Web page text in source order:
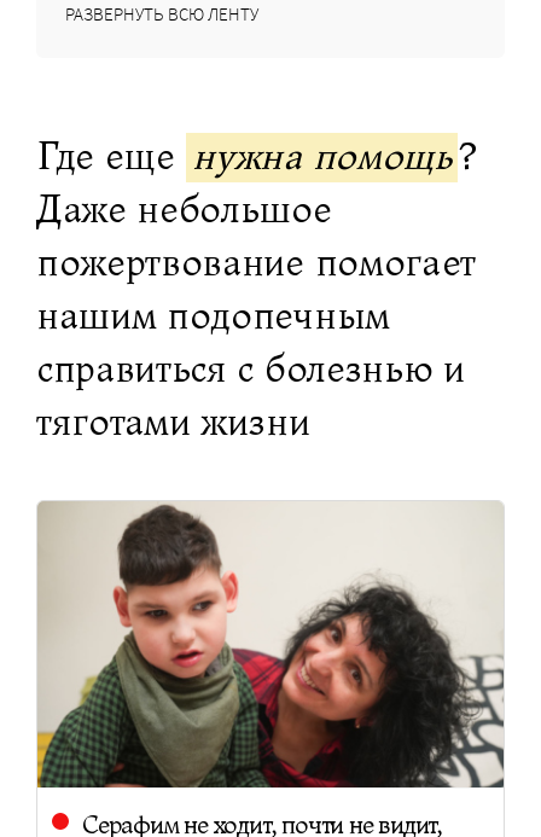
РАЗВЕРНУТЬ ВСЮ ЛЕНТУ
Где еще нужна помощь?
Даже небольшое
пожертвование помогает
нашим подопечным
справиться с болезнью и
тяготами жизни
Серафим не ходит, почти не видит,